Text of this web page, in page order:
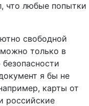
что любые попытки
свободной
только в
я бы не
карты от
российские